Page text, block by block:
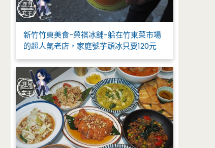
新竹竹東美食-榮祺冰舖-躲在竹東菜市場
的超人氣老店，家庭號芋頭冰只要120元